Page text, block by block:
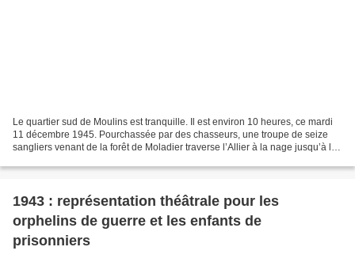
Le quartier sud de Moulins est tranquille. Il est environ 10 heures, ce mardi
11 décembre 1945. Pourchassée par des chasseurs, une troupe de seize
sangliers venant de la forêt de Moladier traverse l’Allier à la nage jusqu’à la
1943 : représentation théâtrale pour les
orphelins de guerre et les enfants de
prisonniers